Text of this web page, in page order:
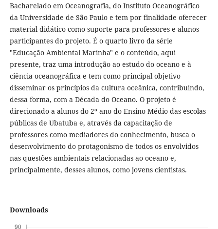
Bacharelado em Oceanografia, do Instituto Oceanográfico
da Universidade de São Paulo e tem por finalidade oferecer
material didático como suporte para professores e alunos
participantes do projeto. É o quarto livro da série
"Educação Ambiental Marinha" e o conteúdo, aqui
presente, traz uma introdução ao estudo do oceano e à
ciência oceanográfica e tem como principal objetivo
disseminar os princípios da cultura oceânica, contribuindo,
dessa forma, com a Década do Oceano. O projeto é
direcionado a alunos do 2º ano do Ensino Médio das escolas
públicas de Ubatuba e, através da capacitação de
professores como mediadores do conhecimento, busca o
desenvolvimento do protagonismo de todos os envolvidos
nas questões ambientais relacionadas ao oceano e,
principalmente, desses alunos, como jovens cientistas.
Downloads